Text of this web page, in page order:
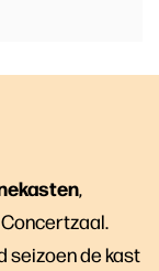
,
seizoen de kast